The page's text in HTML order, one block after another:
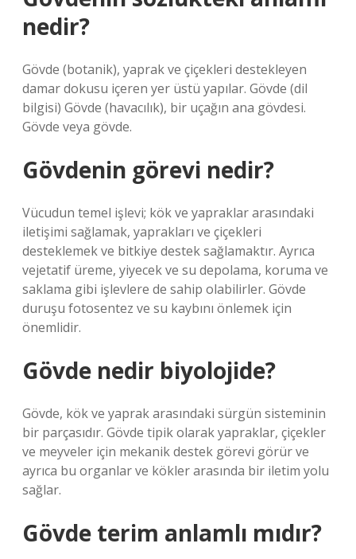
nedir?
Gövde (botanik), yaprak ve çiçekleri destekleyen
damar dokusu içeren yer üstü yapılar. Gövde (dil
bilgisi) Gövde (havacılık), bir uçağın ana gövdesi.
Gövde veya gövde.
Gövdenin görevi nedir?
Vücudun temel işlevi; kök ve yapraklar arasındaki
iletişimi sağlamak, yaprakları ve çiçekleri
desteklemek ve bitkiye destek sağlamaktır. Ayrıca
vejetatif üreme, yiyecek ve su depolama, koruma ve
saklama gibi işlevlere de sahip olabilirler. Gövde
duruşu fotosentez ve su kaybını önlemek için
önemlidir.
Gövde nedir biyolojide?
Gövde, kök ve yaprak arasındaki sürgün sisteminin
bir parçasıdır. Gövde tipik olarak yapraklar, çiçekler
ve meyveler için mekanik destek görevi görür ve
ayrıca bu organlar ve kökler arasında bir iletim yolu
sağlar.
Gövde terim anlamlı mıdır?